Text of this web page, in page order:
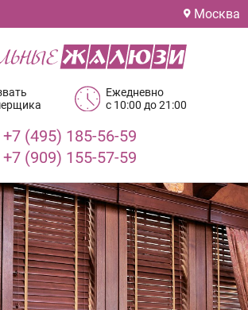
Москва
Ежедневно
с 10:00 до 21:00
+7 (495) 185-56-59
+7 (909) 155-57-59